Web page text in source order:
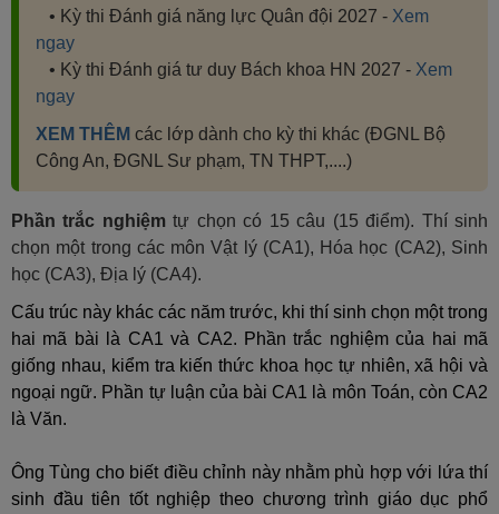
• Kỳ thi Đánh giá năng lực Quân đội 2027 - Xem
ngay
• Kỳ thi Đánh giá tư duy Bách khoa HN 2027 - Xem
ngay
XEM THÊM các lớp dành cho kỳ thi khác (ĐGNL Bộ
Công An, ĐGNL Sư phạm, TN THPT,....)
Phần trắc nghiệmtự chọn có 15 câu (15 điểm). Thí sinh
chọn một trong các môn Vật lý (CA1), Hóa học (CA2), Sinh
học (CA3), Địa lý (CA4).
Cấu trúc này khác các năm trước, khi thí sinh chọn một trong
hai mã bài là CA1 và CA2. Phần trắc nghiệm của hai mã
giống nhau, kiểm tra kiến thức khoa học tự nhiên, xã hội và
ngoại ngữ. Phần tự luận của bài CA1 là môn Toán, còn CA2
là Văn.
Ông Tùng cho biết điều chỉnh này nhằm phù hợp với lứa thí
sinh đầu tiên tốt nghiệp theo chương trình giáo dục phổ